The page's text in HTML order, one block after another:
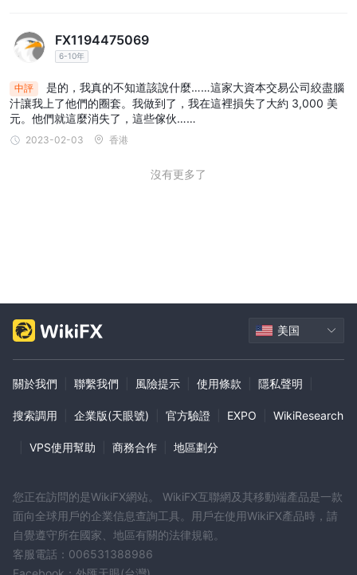
但是，沒有具體細節 Prime Capital Trading, 無法確定他們提供的確
切交易平台。對經紀商服務感興趣的交易者應尋求更多信息或澄清
Prime Capital Trading直接了解可用的平台選項。
客戶服務
令人失望的是，一個電子郵件地址（
客戶提供任何查詢或與交易相關的問題，以便與他們取得聯繫。其他
務之前，應該考慮到這一點並評估他們首選的溝通方式。
注意：這些優點和缺點是主觀的，可能會因個人的經驗而異 Prime
Capital Trading的客服。
結論
限, 考慮時建議謹慎 Prime Capital Trading作為潛在的經紀人。在
從事任何交易活動之前，徹底研究和評估經紀業務的各個方面至關重
常見問題 (FAQ)
FX1194475069
6-10年
中評
是的，我真的不知道該說什麼……這家大資本交易公司絞盡腦
汁讓我上了他們的圈套。我做到了，我在這裡損失了大約 3,000 美
元。他們就這麼消失了，這些傢伙……
2023-02-03 香港
沒有更多了
美国
關於我們 聯繫我們 風險提示 使用條款 隱私聲明
搜索調用 企業版(天眼號) 官方驗證 EXPO WikiResearch
VPS使用幫助 商務合作 地區劃分
您正在訪問的是WikiFX網站。 WikiFX互聯網及其移動端產品是一款
面向全球用戶的企業信息查詢工具。用戶在使用WikiFX產品時，請
自覺遵守所在國家、地區有關的法律規範。
客服電話：006531388986